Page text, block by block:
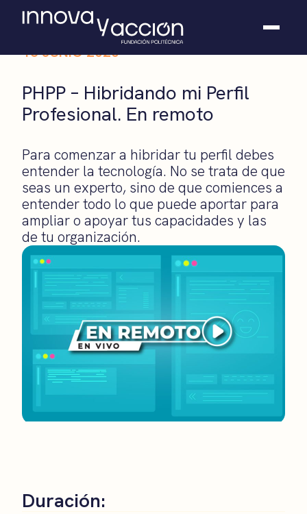
Somos fundación
Casos de éxito
Hackathones
Modo On
Contacto
16 JUNIO 2020
PHPP – Hibridando mi Perfil
Profesional. En remoto
Para comenzar a hibridar tu perfil debes
entender la tecnología. No se trata de que
seas un experto, sino de que comiences a
entender todo lo que puede aportar para
ampliar o apoyar tus capacidades y las
de tu organización.
Duración: